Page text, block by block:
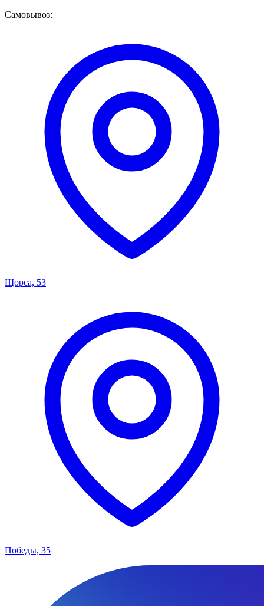
Самовывоз:
Щорса, 53
Победы, 35